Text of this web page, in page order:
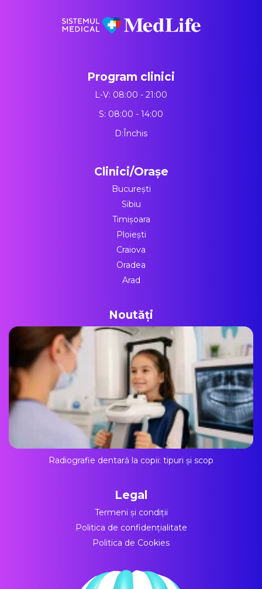
Program clinici
L-V: 08:00 - 21:00
S: 08:00 - 14:00
D:Închis
Clinici/Orașe
București
Sibiu
Timișoara
Ploiești
Craiova
Oradea
Arad
Noutăți
Radiografie dentară la copii: tipuri și scop
Legal
Termeni și condiții
Politica de confidențialitate
Politica de Cookies